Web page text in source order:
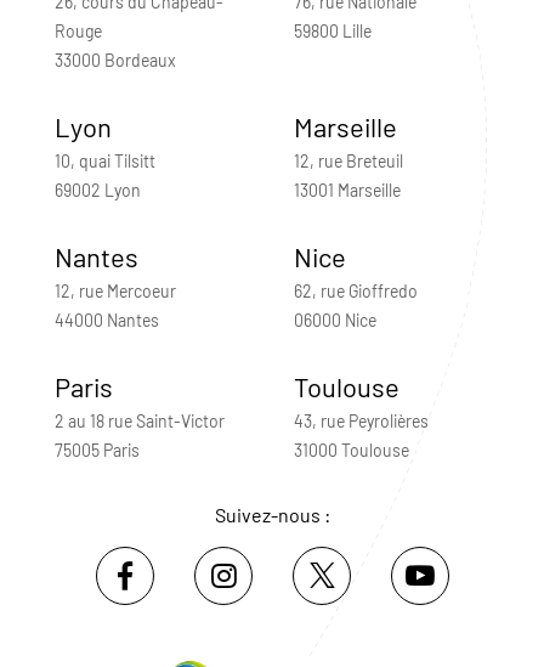
Rouge
33000 Bordeaux
59800 Lille
Lyon
10, quai Tilsitt
69002 Lyon
Marseille
12, rue Breteuil
13001 Marseille
Nantes
12, rue Mercoeur
44000 Nantes
Nice
62, rue Gioffredo
06000 Nice
Paris
2 au 18 rue Saint-Victor
75005 Paris
Toulouse
43, rue Peyrolières
31000 Toulouse
Suivez-nous :